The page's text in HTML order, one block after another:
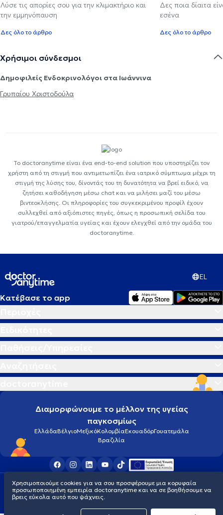
Λύσε τις απορίες σου για την κλιμακτήριο και
την εμμηνόπαυση
Δες όλο το άρθρο
Δες ποια δίαιτα
εσένα
Δες όλο το άρθρο
Χρήσιμοι σύνδεσμοι
Δημοφιλείς Ενδοκρινολόγοι στα Ιωάννινα
Γρυπαίου Χριστοδούλα
Το doctoranytime είναι ένα end-to-end solution που υποστηρίζει τον
χρήστη από τη στιγμή που αντιμετωπίζει ένα ιατρικό σύμπτωμα μέχρι τη
στιγμή της λύσης του, δίνοντάς του τη δυνατότητα να βρεί ειδικό, να
ζητήσει καθοδήγηση μέσω chat και να μιλήσει μαζί του μέσω
βιντεοκλήσης. Οι πληροφορίες του συγκεκριμένου προφίλ έχουν
συλλεχθεί από αξιόπιστες πηγές, όπως η προσωπική σελίδα του
γιατρού/επαγγελματία υγείας και έχουν ελεγχθεί από την ομάδα του
doctoranytime.
EL
Κατέβασε το app
Διαμορφώνουμε το μέλλον της υγείας
παγκοσμίως
ΕλλάδαΒέλγιοΜεξικόΚολομβίαΕκουαδόρΓουατεμάλα
Βραζιλία
Οροι χρήσηςCookiesΠολιτική προστασίας προσωπικού απορρήτου
© 2026 doctoranytime
Χρησιμοποιούμε cookies για να σου προσφέρουμε μια κορυφαία
προσωποποιημένη εμπειρία doctoranytime και να σε βοηθήσουμε να
βρεις εύκολα αυτό που ψάχνεις.